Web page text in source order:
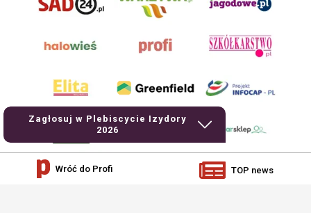
Zagłosuj w Plebiscycie Izydory
2026
Wróć do Profi TOP news